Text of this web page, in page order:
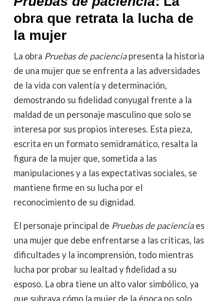
obra que retrata la lucha de
la mujer
La obra Pruebas de pacienciapresenta la historia
de una mujer que se enfrenta a las adversidades
de la vida con valentía y determinación,
demostrando su fidelidad conyugal frente a la
maldad de un personaje masculino que solo se
interesa por sus propios intereses. Esta pieza,
escrita en un formato semidramático, resalta la
figura de la mujer que, sometida a las
manipulaciones y a las expectativas sociales, se
mantiene firme en su lucha por el
reconocimiento de su dignidad.
El personaje principal de Pruebas de pacienciaes
una mujer que debe enfrentarse a las críticas, las
dificultades y la incomprensión, todo mientras
lucha por probar su lealtad y fidelidad a su
esposo. La obra tiene un alto valor simbólico, ya
que subraya cómo la mujer de la época no solo